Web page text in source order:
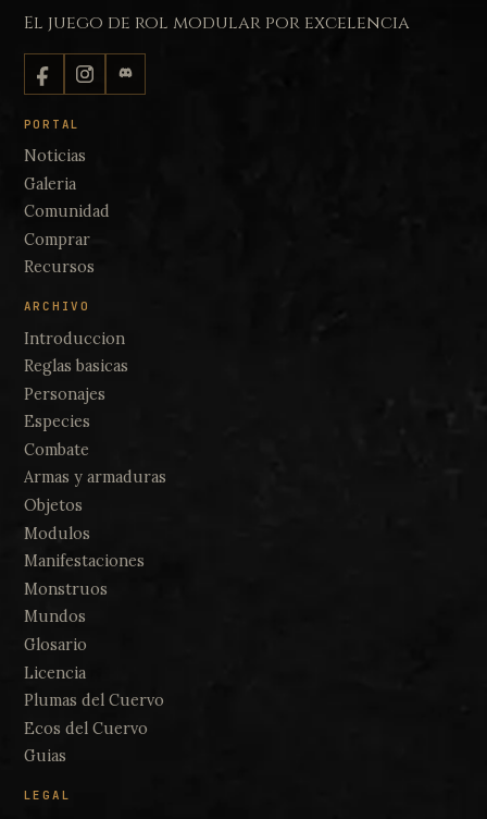
El juego de rol modular por excelencia
PORTAL
Noticias
Galeria
Comunidad
Comprar
Recursos
ARCHIVO
Introduccion
Reglas basicas
Personajes
Especies
Combate
Armas y armaduras
Objetos
Modulos
Manifestaciones
Monstruos
Mundos
Glosario
Licencia
Plumas del Cuervo
Ecos del Cuervo
Guias
LEGAL